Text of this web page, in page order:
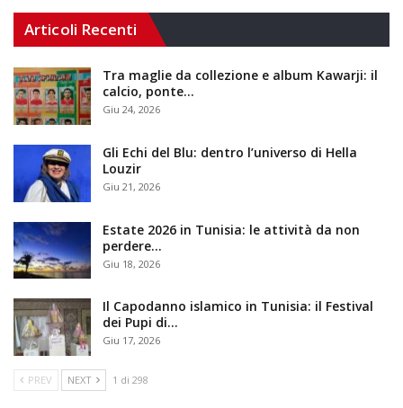
Articoli Recenti
Tra maglie da collezione e album Kawarji: il
calcio, ponte…
Giu 24, 2026
Gli Echi del Blu: dentro l’universo di Hella
Louzir
Giu 21, 2026
Estate 2026 in Tunisia: le attività da non
perdere…
Giu 18, 2026
Il Capodanno islamico in Tunisia: il Festival
dei Pupi di…
Giu 17, 2026
PREV NEXT 1 di 298